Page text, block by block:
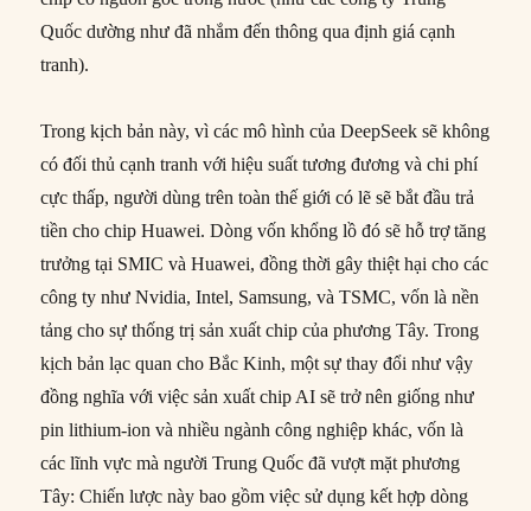
Quốc dường như đã nhắm đến thông qua định giá cạnh
tranh).
Trong kịch bản này, vì các mô hình của DeepSeek sẽ không
có đối thủ cạnh tranh với hiệu suất tương đương và chi phí
cực thấp, người dùng trên toàn thế giới có lẽ sẽ bắt đầu trả
tiền cho chip Huawei. Dòng vốn khổng lồ đó sẽ hỗ trợ tăng
trưởng tại SMIC và Huawei, đồng thời gây thiệt hại cho các
công ty như Nvidia, Intel, Samsung, và TSMC, vốn là nền
tảng cho sự thống trị sản xuất chip của phương Tây. Trong
kịch bản lạc quan cho Bắc Kinh, một sự thay đổi như vậy
đồng nghĩa với việc sản xuất chip AI sẽ trở nên giống như
pin lithium-ion và nhiều ngành công nghiệp khác, vốn là
các lĩnh vực mà người Trung Quốc đã vượt mặt phương
Tây: Chiến lược này bao gồm việc sử dụng kết hợp dòng